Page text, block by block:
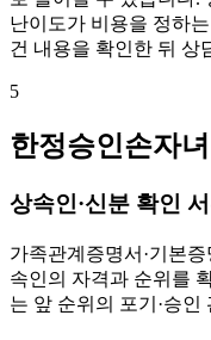
난이도가 비용을 정하
건 내용을 확인한 뒤 상
5
한정승인손자
상속인·신분 확인
가족관계증명서·기본
속인의 자격과 순위를
는 앞 순위의 포기·승